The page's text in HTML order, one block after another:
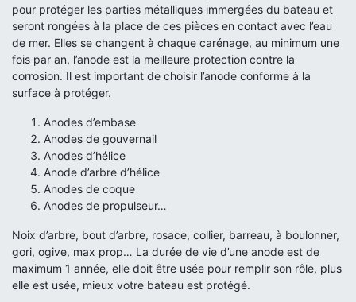
pour protéger les parties métalliques immergées du bateau et
seront rongées à la place de ces pièces en contact avec l’eau
de mer. Elles se changent à chaque carénage, au minimum une
fois par an, l’anode est la meilleure protection contre la
corrosion. Il est important de choisir l’anode conforme à la
surface à protéger.
Anodes d’embase
Anodes de gouvernail
Anodes d’hélice
Anode d’arbre d’hélice
Anodes de coque
Anodes de propulseur…
Noix d’arbre, bout d’arbre, rosace, collier, barreau, à boulonner,
gori, ogive, max prop… La durée de vie d’une anode est de
maximum 1 année, elle doit être usée pour remplir son rôle, plus
elle est usée, mieux votre bateau est protégé.